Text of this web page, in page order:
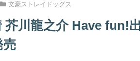
文豪ストレイドッグス
川龍之介 Have fun!
売